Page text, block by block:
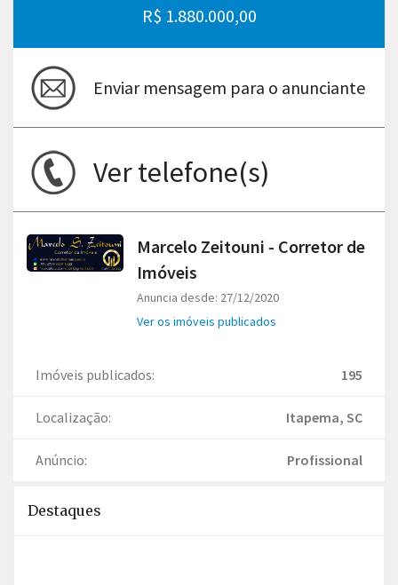
R$ 1.880.000,00
Enviar mensagem para o anunciante
Ver telefone(s)
Marcelo Zeitouni - Corretor de
Imóveis
Anuncia desde: 27/12/2020
Ver os imóveis publicados
Imóveis publicados: 195
Localização: Itapema, SC
Anúncio: Profissional
Destaques